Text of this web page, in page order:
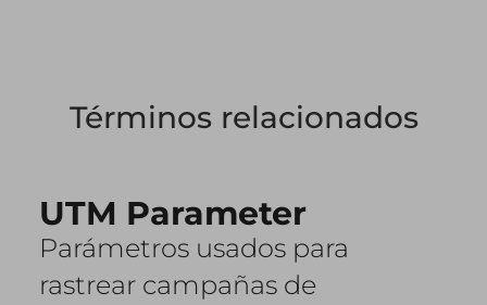
Términos relacionados
UTM Parameter
Parámetros usados para
rastrear campañas de